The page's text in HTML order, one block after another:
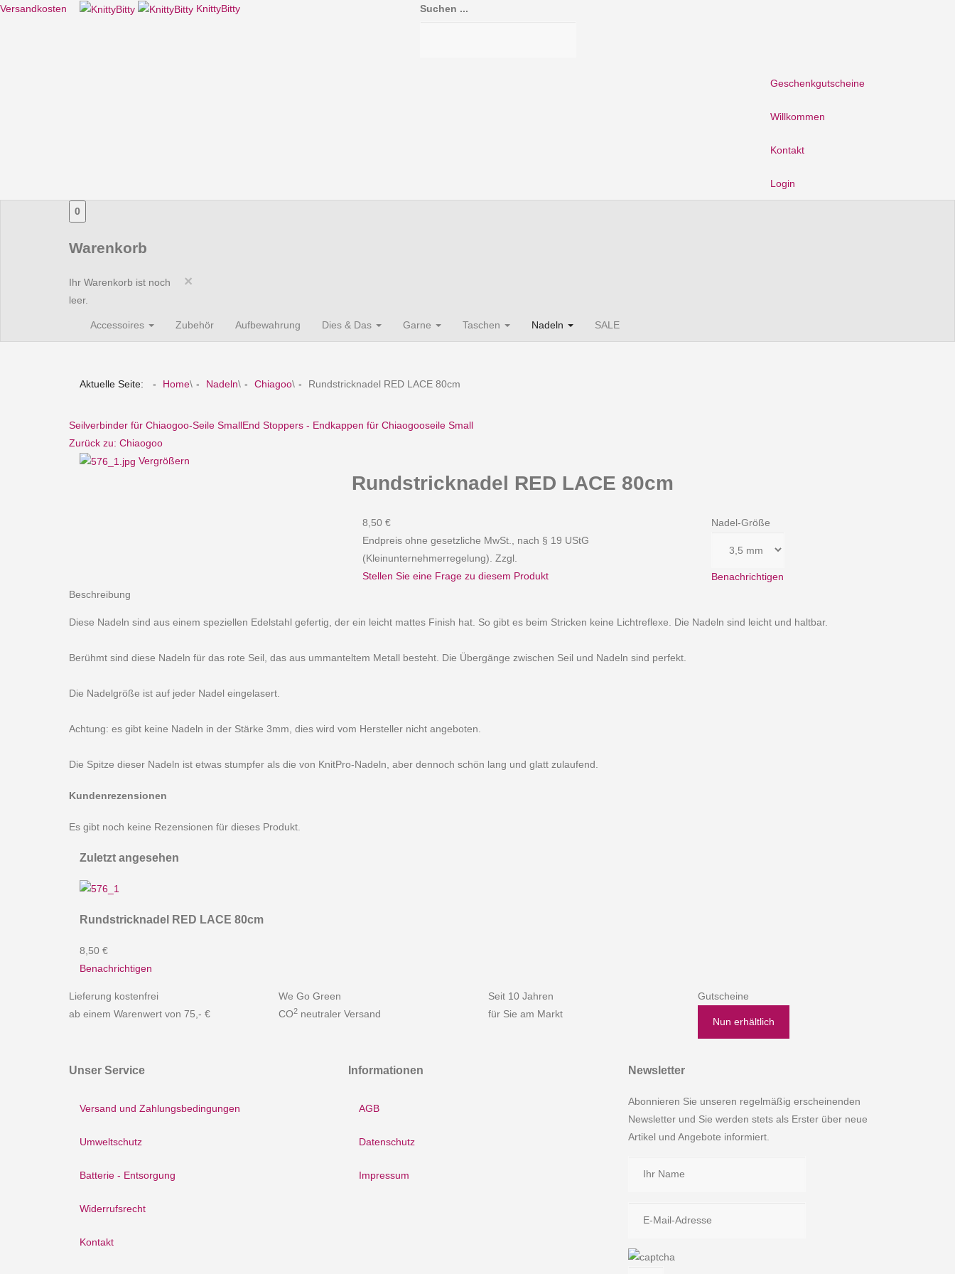
KnittyBitty Suchen ...
Geschenkgutscheine
Willkommen
Kontakt
Login
0
Warenkorb
×
Ihr Warenkorb ist noch
leer.
Accessoires Zubehör Aufbewahrung Dies & Das Garne Taschen Nadeln SALE
Aktuelle Seite: Home\ Nadeln\ Chiagoo\ Rundstricknadel RED LACE 80cm
Seilverbinder für Chiaogoo-Seile SmallEnd Stoppers - Endkappen für Chiaogooseile Small
Zurück zu: Chiaogoo
Vergrößern
Rundstricknadel RED LACE 80cm
8,50 €
Endpreis ohne gesetzliche MwSt., nach § 19 UStG
(Kleinunternehmerregelung). Zzgl.
Versandkosten
Stellen Sie eine Frage zu diesem Produkt
Nadel-Größe
Benachrichtigen
Beschreibung
Diese Nadeln sind aus einem speziellen Edelstahl gefertig, der ein leicht mattes Finish hat. So gibt es beim Stricken keine Lichtreflexe. Die Nadeln sind leicht und haltbar.
Berühmt sind diese Nadeln für das rote Seil, das aus ummanteltem Metall besteht. Die Übergänge zwischen Seil und Nadeln sind perfekt.
Die Nadelgröße ist auf jeder Nadel eingelasert.
Achtung: es gibt keine Nadeln in der Stärke 3mm, dies wird vom Hersteller nicht angeboten.
Die Spitze dieser Nadeln ist etwas stumpfer als die von KnitPro-Nadeln, aber dennoch schön lang und glatt zulaufend.
Kundenrezensionen
Es gibt noch keine Rezensionen für dieses Produkt.
Zuletzt angesehen
Rundstricknadel RED LACE 80cm
8,50 €
Benachrichtigen
Lieferung kostenfrei
ab einem Warenwert von 75,- €
We Go Green
CO2 neutraler Versand
Seit 10 Jahren
für Sie am Markt
Gutscheine
Nun erhältlich
Unser Service
Versand und Zahlungsbedingungen
Umweltschutz
Batterie - Entsorgung
Widerrufsrecht
Kontakt
Informationen
AGB
Datenschutz
Impressum
Newsletter
Abonnieren Sie unseren regelmäßig erscheinenden
Newsletter und Sie werden stets als Erster über neue
Artikel und Angebote informiert.